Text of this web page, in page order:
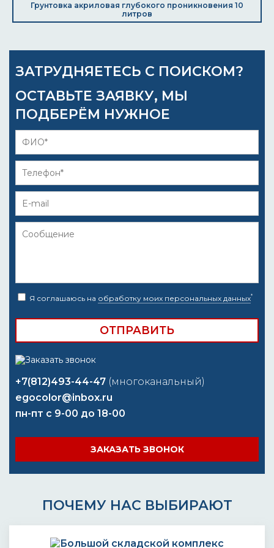
Грунтовка акриловая глубокого проникновения 10
литров
ЗАТРУДНЯЕТЕСЬ С ПОИСКОМ?
ОСТАВЬТЕ ЗАЯВКУ, МЫ
ПОДБЕРЁМ НУЖНОЕ
Я соглашаюсь на обработку моих персональных данных*
+7(812)493-44-47 (многоканальный)
egocolor@inbox.ru
пн-пт с 9-00 до 18-00
ЗАКАЗАТЬ ЗВОНОК
ПОЧЕМУ НАС ВЫБИРАЮТ